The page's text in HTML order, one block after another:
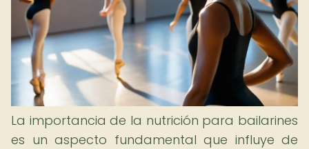
La importancia de la nutrición para bailarines
es un aspecto fundamental que influye de